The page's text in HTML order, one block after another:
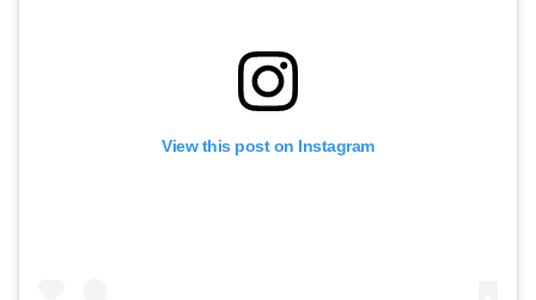
View this post on Instagram